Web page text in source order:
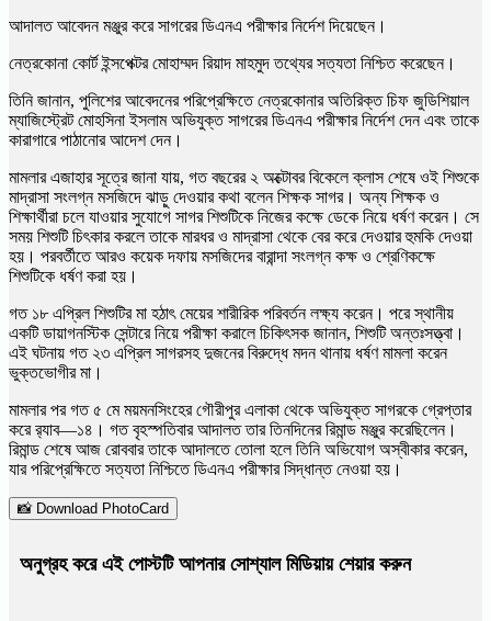
আদালত আবেদন মঞ্জুর করে সাগরের ডিএনএ পরীক্ষার নির্দেশ দিয়েছেন।
নেত্রকোনা কোর্ট ইন্সপেক্টর মোহাম্মদ রিয়াদ মাহমুদ তথ্যের সত্যতা নিশ্চিত করেছেন।
তিনি জানান, পুলিশের আবেদনের পরিপ্রেক্ষিতে নেত্রকোনার অতিরিক্ত চিফ জুডিশিয়াল
ম্যাজিস্ট্রেট মোহসিনা ইসলাম অভিযুক্ত সাগরের ডিএনএ পরীক্ষার নির্দেশ দেন এবং তাকে
কারাগারে পাঠানোর আদেশ দেন।
মামলার এজাহার সূত্রে জানা যায়, গত বছরের ২ অক্টোবর বিকেলে ক্লাস শেষে ওই শিশুকে
মাদ্রাসা সংলগ্ন মসজিদে ঝাড়ু দেওয়ার কথা বলেন শিক্ষক সাগর। অন্য শিক্ষক ও
শিক্ষার্থীরা চলে যাওয়ার সুযোগে সাগর শিশুটিকে নিজের কক্ষে ডেকে নিয়ে ধর্ষণ করেন। সে
সময় শিশুটি চিৎকার করলে তাকে মারধর ও মাদ্রাসা থেকে বের করে দেওয়ার হুমকি দেওয়া
হয়। পরবর্তীতে আরও কয়েক দফায় মসজিদের বারান্দা সংলগ্ন কক্ষ ও শ্রেণিকক্ষে
শিশুটিকে ধর্ষণ করা হয়।
গত ১৮ এপ্রিল শিশুটির মা হঠাৎ মেয়ের শারীরিক পরিবর্তন লক্ষ্য করেন। পরে স্থানীয়
একটি ডায়াগনস্টিক সেন্টারে নিয়ে পরীক্ষা করালে চিকিৎসক জানান, শিশুটি অন্তঃসত্ত্বা।
এই ঘটনায় গত ২৩ এপ্রিল সাগরসহ দুজনের বিরুদ্ধে মদন থানায় ধর্ষণ মামলা করেন
ভুক্তভোগীর মা।
মামলার পর গত ৫ মে ময়মনসিংহের গৌরীপুর এলাকা থেকে অভিযুক্ত সাগরকে গ্রেপ্তার
করে র‍্যাব—১৪। গত বৃহস্পতিবার আদালত তার তিনদিনের রিমান্ড মঞ্জুর করেছিলেন।
রিমান্ড শেষে আজ রোববার তাকে আদালতে তোলা হলে তিনি অভিযোগ অস্বীকার করেন,
যার পরিপ্রেক্ষিতে সত্যতা নিশ্চিতে ডিএনএ পরীক্ষার সিদ্ধান্ত নেওয়া হয়।
📸 Download PhotoCard
অনুগ্রহ করে এই পোস্টটি আপনার সোশ্যাল মিডিয়ায় শেয়ার করুন